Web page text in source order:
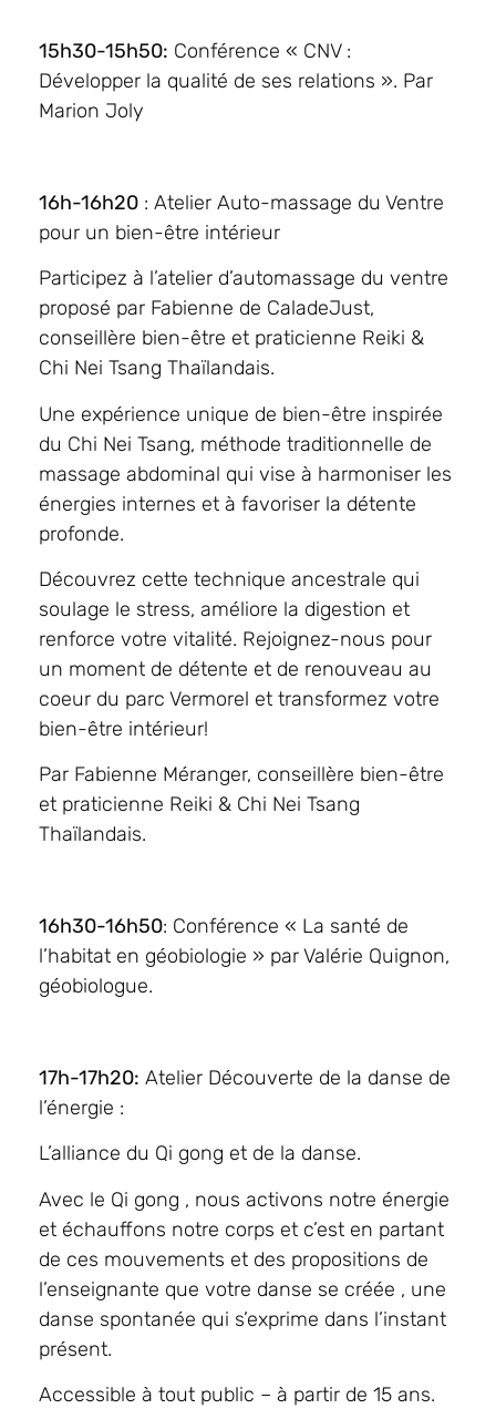
15h30-15h50: Conférence « CNV :
Développer la qualité de ses relations ». Par
Marion Joly
16h-16h20 : Atelier Auto-massage du Ventre
pour un bien-être intérieur
Participez à l’atelier d’automassage du ventre
proposé par Fabienne de CaladeJust,
conseillère bien-être et praticienne Reiki &
Chi Nei Tsang Thaïlandais.
Une expérience unique de bien-être inspirée
du Chi Nei Tsang, méthode traditionnelle de
massage abdominal qui vise à harmoniser les
énergies internes et à favoriser la détente
profonde.
Découvrez cette technique ancestrale qui
soulage le stress, améliore la digestion et
renforce votre vitalité. Rejoignez-nous pour
un moment de détente et de renouveau au
coeur du parc Vermorel et transformez votre
bien-être intérieur!
Par Fabienne Méranger, conseillère bien-être
et praticienne Reiki & Chi Nei Tsang
Thaïlandais.
16h30-16h50: Conférence « La santé de
l’habitat en géobiologie » par Valérie Quignon,
géobiologue.
17h-17h20: Atelier Découverte de la danse de
l’énergie :
L’alliance du Qi gong et de la danse.
Avec le Qi gong , nous activons notre énergie
et échauffons notre corps et c’est en partant
de ces mouvements et des propositions de
l’enseignante que votre danse se créée , une
danse spontanée qui s’exprime dans l’instant
présent.
Accessible à tout public – à partir de 15 ans.